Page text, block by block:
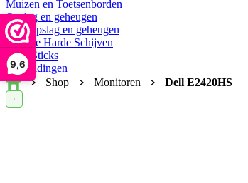
9,6
Muizen en Toetsenborden
Opslag en geheugen
Alle Opslag en geheugen
Externe Harde Schijven
USB Sticks
Uitbreidingen
Home
Shop Monitoren
Dell E2420HS